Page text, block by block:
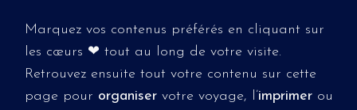
Marquez vos contenus préférés en cliquant sur
les cœurs ❤ tout au long de votre visite.
Retrouvez ensuite tout votre contenu sur cette
page pour organiservotre voyage, l’imprimerou